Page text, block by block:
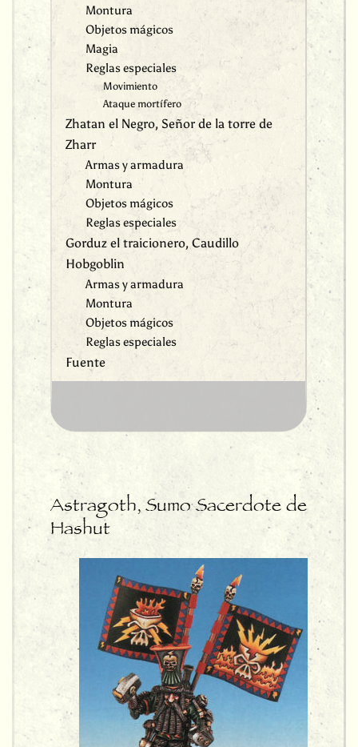
Montura
Objetos mágicos
Magia
Reglas especiales
Movimiento
Ataque mortífero
Zhatan el Negro, Señor de la torre de
Zharr
Armas y armadura
Montura
Objetos mágicos
Reglas especiales
Gorduz el traicionero, Caudillo
Hobgoblin
Armas y armadura
Montura
Objetos mágicos
Reglas especiales
Fuente
Astragoth, Sumo Sacerdote de
Hashut